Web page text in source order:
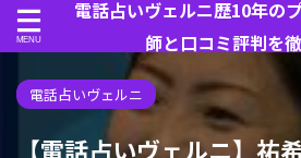
電話占いヴェルニ歴10年の
師と口コミ評判を
電話占いヴェルニ
【電話占いヴェルニ】祐